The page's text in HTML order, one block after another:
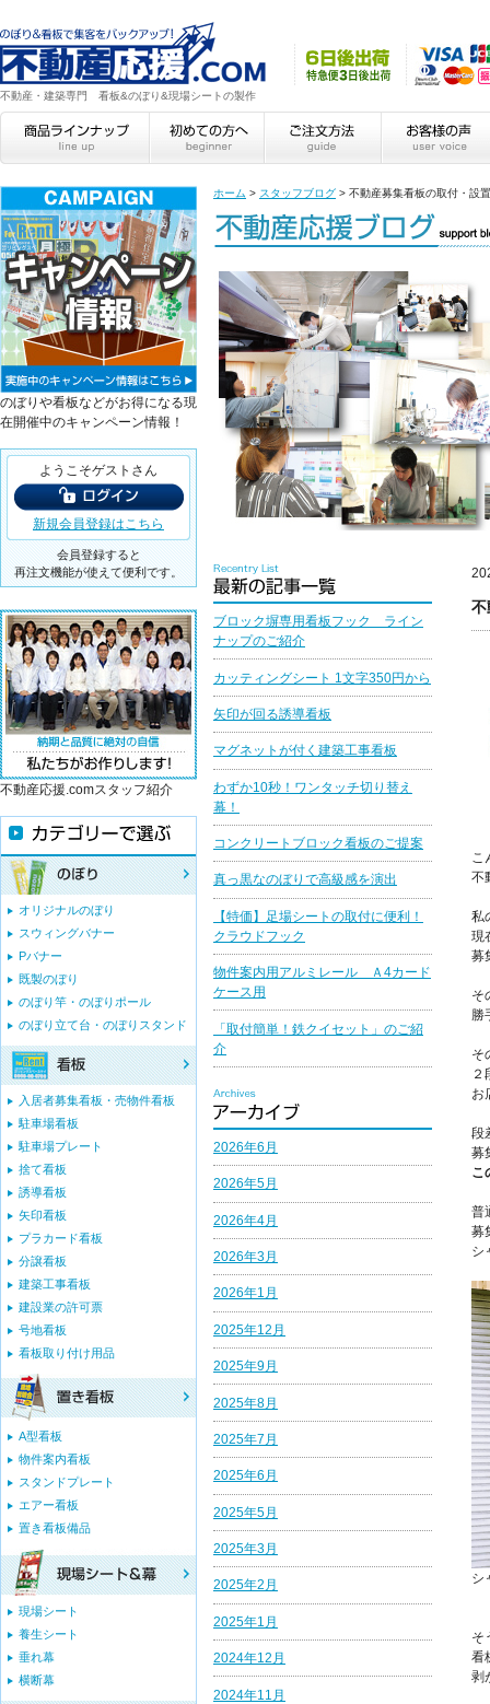
不動産・建築専門 看板&のぼり&現場シートの製作
ホーム > スタッフブログ > 不動産募集看板の取付・設
不
こ
不
私
現
募
そ
勝
そ
２
お
段
募
こ
普
募
シ
シ
そ
看
剥
ブロック塀専用看板フック ライン
ナップのご紹介
カッティングシート 1文字350円から
矢印が回る誘導看板
マグネットが付く建築工事看板
わずか10秒！ワンタッチ切り替え
幕！
コンクリートブロック看板のご提案
真っ黒なのぼりで高級感を演出
【特価】足場シートの取付に便利！
クラウドフック
物件案内用アルミレール Ａ4カード
ケース用
「取付簡単！鉄クイセット」のご紹
介
2026年6月
2026年5月
2026年4月
2026年3月
2026年1月
2025年12月
2025年9月
2025年8月
2025年7月
2025年6月
2025年5月
2025年3月
2025年2月
2025年1月
2024年12月
2024年11月
のぼりや看板などがお得になる現
在開催中のキャンペーン情報！
ようこそゲストさん
新規会員登録はこちら
会員登録すると
再注文機能が使えて便利です。
不動産応援.comスタッフ紹介
オリジナルのぼり
スウィングバナー
Pバナー
既製のぼり
のぼり竿・のぼりポール
のぼり立て台・のぼりスタンド
入居者募集看板・売物件看板
駐車場看板
駐車場プレート
捨て看板
誘導看板
矢印看板
プラカード看板
分譲看板
建築工事看板
建設業の許可票
号地看板
看板取り付け用品
A型看板
物件案内看板
スタンドプレート
エアー看板
置き看板備品
現場シート
養生シート
垂れ幕
横断幕